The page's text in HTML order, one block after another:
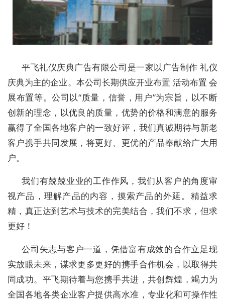
平飞礼仪庆典广告有限公司是一家以广告制作 礼仪
庆典为主的企业。本公司长期供应开业布置 活动布置 会
展布置等。公司以“质量，信誉，用户”为宗旨，以不断
创新的理念，以优良的质量，优势的价格和满意的服务
赢得了全国各地客户的一致好评，我们真诚期待与新老
客户携手共同发展，将更好、更优的产品奉献给广大用
户。
我们有兢兢业业的工作作风，我们从客户的角度审
视产品，理解产品的内容，摸索产品的外延。精益求
精，真正达到艺术与技术的完美结合，我们不求，但求
更好！
公司矢志与客户一道，凭借富有成效的合作立足现
实放眼未来，谋求更多更好的携手合作机会，以取得共
同成功。平飞期待着与您携手共进，共创辉煌，竭力为
全国各地各类企业客户提供高水准，专业化和可操作性